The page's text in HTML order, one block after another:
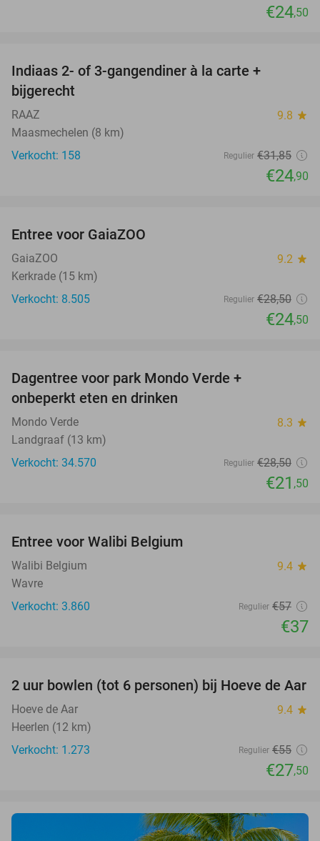
€24,50
Indiaas 2- of 3-gangendiner à la carte +
bijgerecht
RAAZ 9.8 star
Maasmechelen (8 km)
Verkocht: 158
Regulier €31,85
€24,90
Entree voor GaiaZOO
GaiaZOO 9.2 star
Kerkrade (15 km)
Verkocht: 8.505
Regulier €28,50
€24,50
Dagentree voor park Mondo Verde +
onbeperkt eten en drinken
Mondo Verde 8.3 star
Landgraaf (13 km)
Verkocht: 34.570
Regulier €28,50
€21 ,50
Entree voor Walibi Belgium
Walibi Belgium 9.4 star
Wavre
Verkocht: 3.860
Regulier €57
€37
50%
2 uur bowlen (tot 6 personen) bij Hoeve de Aar
Hoeve de Aar 9.4 star
Heerlen (12 km)
Verkocht: 1.273
Regulier €55
€27,50